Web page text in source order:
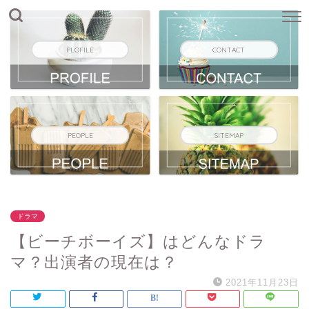
PLOFILE CONTACT
PEOPLE SITEMAP
ドラマ
【ビーチボーイズ】はどんなドラ
マ？出演者の現在は？
2021年11月23日